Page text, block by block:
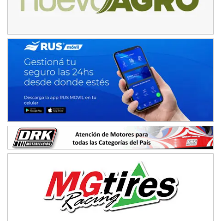
IAME SERIES ARGENTINA 6
KDO - F6
Ciudad de Trenque Lauquen (Asfalto)
Trenque Lauquen (Buenos Aires)
ENTRERRIANO - F6 (POSTERGADA)
Villaguay (Entre Ríos)
El Cerro (Tierra)
Victoria (Entre Ríos)
PATAGONICO - F6
Gral. E. Godoy (Río Negro)
Juventud Unida (Tierra)
Humboldt (Santa Fe)